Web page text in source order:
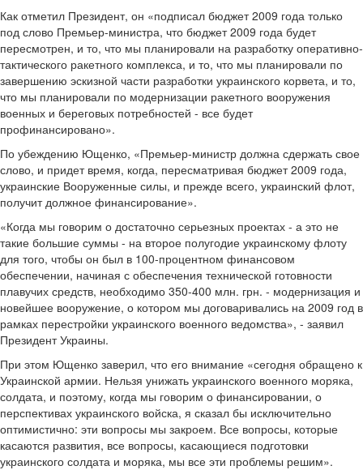
Как отметил Президент, он «подписал бюджет 2009 года только
под слово Премьер-министра, что бюджет 2009 года будет
пересмотрен, и то, что мы планировали на разработку оперативно-
тактического ракетного комплекса, и то, что мы планировали по
завершению эскизной части разработки украинского корвета, и то,
что мы планировали по модернизации ракетного вооружения
военных и береговых потребностей - все будет
профинансировано».
По убеждению Ющенко, «Премьер-министр должна сдержать свое
слово, и придет время, когда, пересматривая бюджет 2009 года,
украинские Вооруженные силы, и прежде всего, украинский флот,
получит должное финансирование».
«Когда мы говорим о достаточно серьезных проектах - а это не
такие большие суммы - на второе полугодие украинскому флоту
для того, чтобы он был в 100-процентном финансовом
обеспечении, начиная с обеспечения технической готовности
плавучих средств, необходимо 350-400 млн. грн. - модернизация и
новейшее вооружение, о котором мы договаривались на 2009 год в
рамках перестройки украинского военного ведомства», - заявил
Президент Украины.
При этом Ющенко заверил, что его внимание «сегодня обращено к
Украинской армии. Нельзя унижать украинского военного моряка,
солдата, и поэтому, когда мы говорим о финансировании, о
перспективах украинского войска, я сказал бы исключительно
оптимистично: эти вопросы мы закроем. Все вопросы, которые
касаются развития, все вопросы, касающиеся подготовки
украинского солдата и моряка, мы все эти проблемы решим».